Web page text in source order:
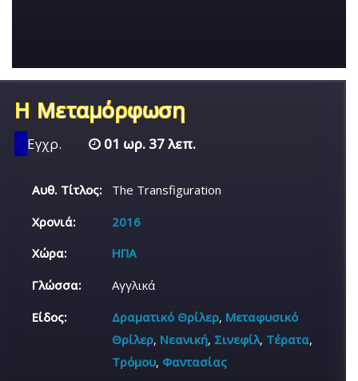
Η Μεταμόρφωση
Εγχρ. 01 ωρ. 37 λεπ.
Αυθ. Τίτλος:
The Transfiguration
Χρονιά:
2016
Χώρα:
ΗΠΑ
Γλώσσα:
Αγγλικά
Είδος:
Δραματικό Θρίλερ, Μεταφυσικό
Θρίλερ, Νεανική, Σινεφίλ, Τέρατα,
Τρόμου, Φαντασίας